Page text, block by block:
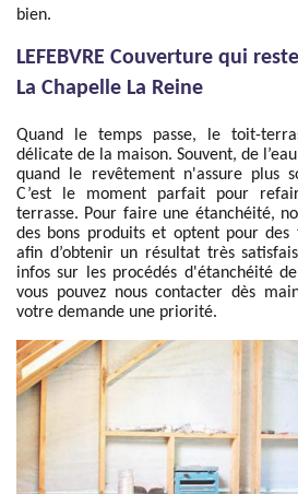
bien.
LEFEBVRE Couverture qui
La Chapelle La Reine
Quand le temps passe, le toit-
délicate de la maison. Souvent, de
quand le revêtement n'assure plus
C’est le moment parfait pour
terrasse. Pour faire une étanchéité,
des bons produits et optent pour des
afin d’obtenir un résultat très
infos sur les procédés d'étanchéité de
vous pouvez nous contacter dès
votre demande une priorité.